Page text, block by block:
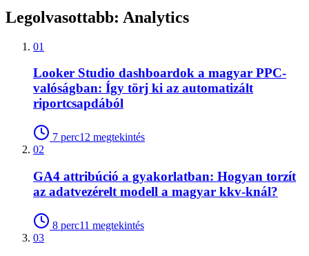
Legolvasottabb: Analytics
01
Looker Studio dashboardok a magyar PPC-
valóságban: Így törj ki az automatizált
riportcsapdából
7 perc12 megtekintés
02
GA4 attribúció a gyakorlatban: Hogyan torzít
az adatvezérelt modell a magyar kkv-knál?
8 perc11 megtekintés
03